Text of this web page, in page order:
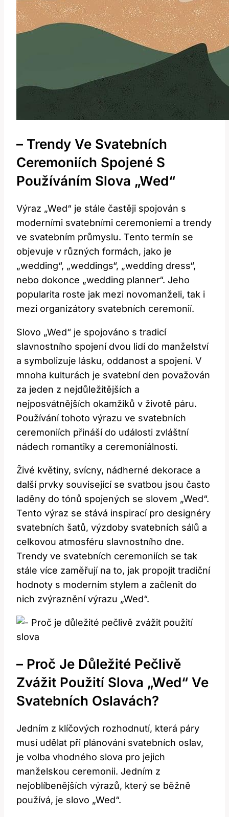
– Trendy Ve Svatebních
Ceremoniích Spojené S
Používáním Slova „Wed“
Výraz „Wed“ je stále častěji spojován s
moderními svatebními ceremoniemi a trendy
ve svatebním průmyslu. Tento termín se
objevuje v různých formách, jako je
„wedding“, „weddings“, „wedding dress“,
nebo dokonce „wedding planner“. Jeho
popularita roste jak mezi novomanželi, tak i
mezi organizátory svatebních ceremonií.
Slovo „Wed“ je spojováno s tradicí
slavnostního spojení dvou lidí do manželství
a symbolizuje lásku, oddanost a spojení. V
mnoha kulturách je svatební den považován
za jeden z nejdůležitějších a
nejposvátnějších okamžiků v životě páru.
Používání tohoto výrazu ve svatebních
ceremoniích přináší do události zvláštní
nádech romantiky a ceremoniálnosti.
Živé květiny, svícny, nádherné dekorace a
další prvky související se svatbou jsou často
laděny do tónů spojených se slovem „Wed“.
Tento výraz se stává inspirací pro designéry
svatebních šatů, výzdoby svatebních sálů a
celkovou atmosféru slavnostního dne.
Trendy ve svatebních ceremoniích se tak
stále více zaměřují na to, jak propojit tradiční
hodnoty s moderním stylem a začlenit do
nich zvýraznění výrazu „Wed“.
– Proč Je Důležité Pečlivě
Zvážit Použití Slova „Wed“ Ve
Svatebních Oslavách?
Jedním z klíčových rozhodnutí, která páry
musí udělat při plánování svatebních oslav,
je volba vhodného slova pro jejich
manželskou ceremonii. Jedním z
nejoblíbenějších výrazů, který se běžně
používá, je slovo „Wed“.